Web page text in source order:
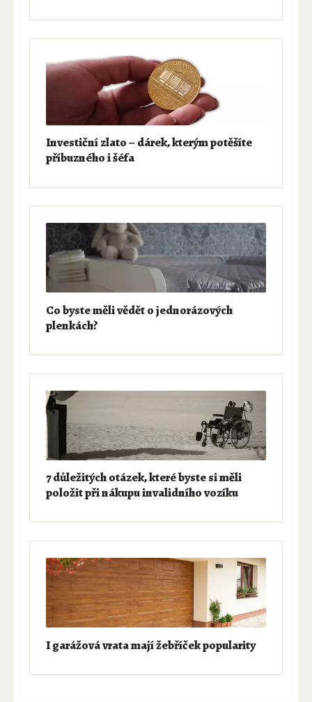
Investiční zlato – dárek, kterým potěšíte
příbuzného i šéfa
Co byste měli vědět o jednorázových
plenkách?
7 důležitých otázek, které byste si měli
položit při nákupu invalidního vozíku
I garážová vrata mají žebříček popularity